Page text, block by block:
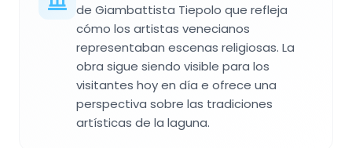
de Giambattista Tiepolo que refleja
cómo los artistas venecianos
representaban escenas religiosas. La
obra sigue siendo visible para los
visitantes hoy en día e ofrece una
perspectiva sobre las tradiciones
artísticas de la laguna.